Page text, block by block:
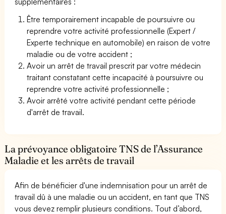
Être temporairement incapable de poursuivre ou
reprendre votre activité professionnelle (Expert /
Experte technique en automobile) en raison de votre
maladie ou de votre accident ;
Avoir un arrêt de travail prescrit par votre médecin
traitant constatant cette incapacité à poursuivre ou
reprendre votre activité professionnelle ;
Avoir arrêté votre activité pendant cette période
d'arrêt de travail.
La prévoyance obligatoire TNS de l’Assurance
Maladie et les arrêts de travail
Afin de bénéficier d'une indemnisation pour un arrêt de
travail dû à une maladie ou un accident, en tant que TNS
vous devez remplir plusieurs conditions. Tout d’abord,